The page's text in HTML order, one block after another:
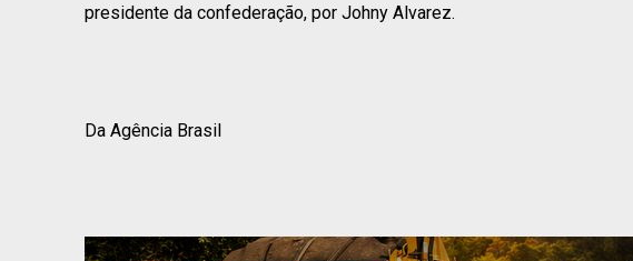
presidente da confederação, por Johny Alvarez.
Da Agência Brasil